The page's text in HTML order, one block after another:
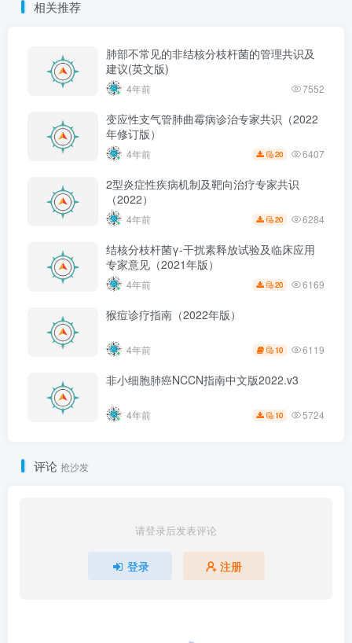
相关推荐
肺部不常见的非结核分枝杆菌的管理共识及
建议(英文版)
4年前 7552
变应性支气管肺曲霉病诊治专家共识（2022
年修订版）
4年前 20 6407
2型炎症性疾病机制及靶向治疗专家共识
（2022）
4年前 20 6284
结核分枝杆菌γ-干扰素释放试验及临床应用
专家意见（2021年版）
4年前 20 6169
猴痘诊疗指南（2022年版）
4年前 10 6119
非小细胞肺癌NCCN指南中文版2022.v3
4年前 10 5724
评论 抢沙发
请登录后发表评论
登录 注册